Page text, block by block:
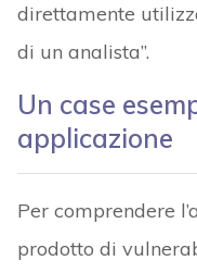
direttamente
di un analista”.
Un case
applicazione
Per comprendere
prodotto di